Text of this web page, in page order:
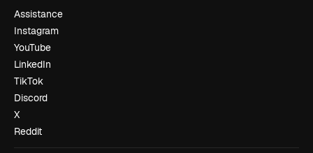
Assistance
Instagram
YouTube
LinkedIn
TikTok
Discord
X
Reddit